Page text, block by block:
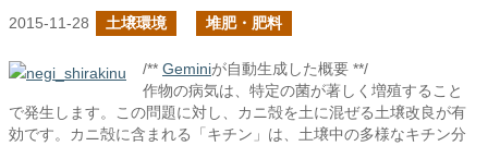
2015-11-28 土壌環境 堆肥・肥料
/** Geminiが自動生成した概要 **/
作物の病気は、特定の菌が著しく増殖すること
で発生します。この問題に対し、カニ殻を土に混ぜる土壌改良が有
効です。カニ殻に含まれる「キチン」は、土壌中の多様なキチン分